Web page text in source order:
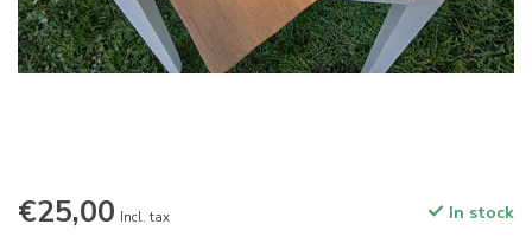
€25,00 Incl. tax In stock